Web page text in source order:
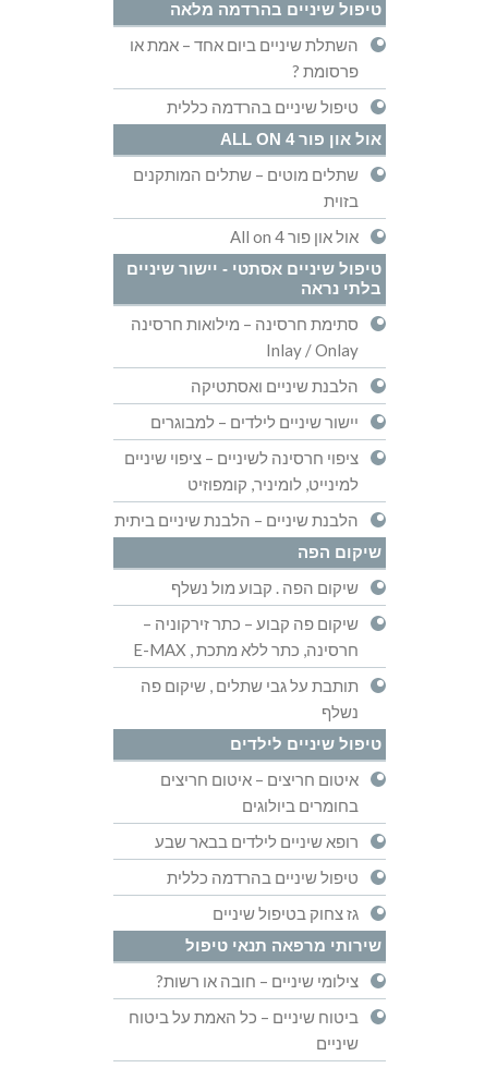
טיפול שיניים בהרדמה מלאה
השתלת שיניים ביום אחד – אמת או
פרסומת ?
טיפול שיניים בהרדמה כללית
אול און פור ALL ON 4
שתלים מוטים – שתלים המותקנים
בזוית
אול און פור All on 4
טיפול שיניים אסתטי - יישור שיניים
בלתי נראה
סתימת חרסינה – מילואות חרסינה
Inlay / Onlay
הלבנת שיניים ואסתטיקה
יישור שיניים לילדים – למבוגרים
ציפוי חרסינה לשיניים – ציפוי שיניים
למינייט, לומיניר, קומפוזיט
הלבנת שיניים – הלבנת שיניים ביתית
שיקום הפה
שיקום הפה . קבוע מול נשלף
שיקום פה קבוע – כתר זירקוניה –
חרסינה, כתר ללא מתכת , E-MAX
תותבת על גבי שתלים , שיקום פה
נשלף
טיפול שיניים לילדים
איטום חריצים – איטום חריצים
בחומרים ביולוגים
רופא שיניים לילדים בבאר שבע
טיפול שיניים בהרדמה כללית
גז צחוק בטיפול שיניים
שירותי מרפאה תנאי טיפול
צילומי שיניים – חובה או רשות?
ביטוח שיניים – כל האמת על ביטוח
שיניים